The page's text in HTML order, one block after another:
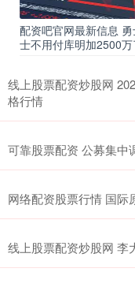
配资吧官网最新信息
士不用付库明加2500万
线上股票配资炒股网
格行情
可靠股票配资 公募集中
网络配资股票行情 国际
线上股票配资炒股网 李